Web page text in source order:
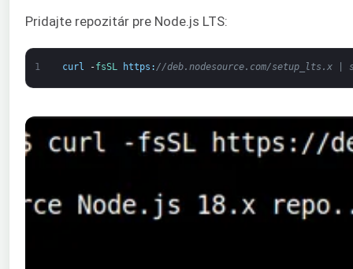
Pridajte repozitár pre Node.js LTS:
1 curl -fsSL https : //deb.nodesource.com/setup_lts.x |